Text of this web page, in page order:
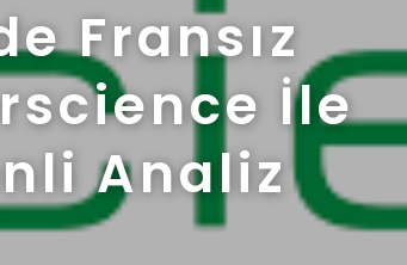
Fransız
İle
Analiz